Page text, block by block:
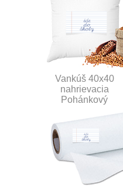
Vankúš 40x40
nahrievacia
Pohánkový